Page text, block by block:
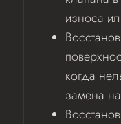
износа
когда
замена